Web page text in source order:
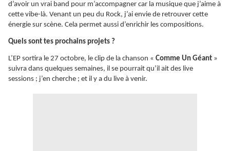
d’avoir un vrai band pour m’accompagner car la musique que j’aime à
cette vibe-là. Venant un peu du Rock, j’ai envie de retrouver cette
énergie sur scène. Cela permet aussi d’enrichir les compositions.
Quels sont tes prochains projets ?
L’EP sortira le 27 octobre, le clip de la chanson « Comme Un Géant »
suivra dans quelques semaines, il se pourrait qu’il ait des live
sessions ; j’en cherche ; et il y a du live à venir.